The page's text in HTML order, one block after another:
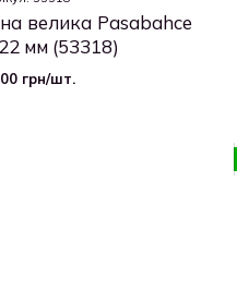
велика Pasabahce
мм (53318)
грн/шт.